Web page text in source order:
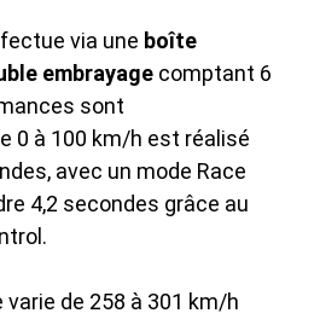
via une boîte
embrayage comptant 6
sont
0 à 100 km/h est réalisé
avec un mode Race
4,2 secondes grâce au
de 258 à 301 km/h